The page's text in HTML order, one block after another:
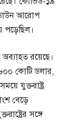
আরোপ
পড়েছিল।
অব্যাহত রয়েছে।
কোটি ডলার,
যুক্তরাষ্ট্র
বেড়ে
সঙ্গে